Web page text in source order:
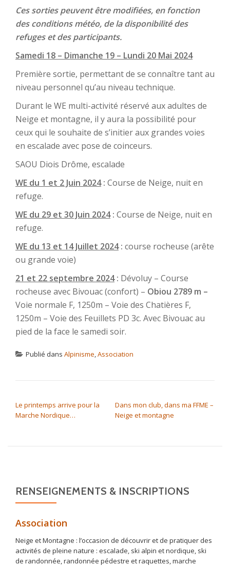
Ces sorties peuvent être modifiées, en fonction
des conditions météo, de la disponibilité des
refuges et des participants.
Samedi 18 – Dimanche 19 – Lundi 20 Mai 2024
Première sortie, permettant de se connaître tant au
niveau personnel qu’au niveau technique.
Durant le WE multi-activité réservé aux adultes de
Neige et montagne, il y aura la possibilité pour
ceux qui le souhaite de s’initier aux grandes voies
en escalade avec pose de coinceurs.
SAOU Diois Drôme, escalade
WE du 1 et 2 Juin 2024: Course de Neige, nuit en
refuge.
WE du 29 et 30 Juin 2024: Course de Neige, nuit en
refuge.
WE du 13 et 14 Juillet 2024: course rocheuse (arête
ou grande voie)
21 et 22 septembre 2024: Dévoluy – Course
rocheuse avec Bivouac (confort) – Obiou 2789 m –
Voie normale F, 1250m – Voie des Chatières F,
1250m – Voie des Feuillets PD 3c. Avec Bivouac au
pied de la face le samedi soir.
Publié dans Alpinisme,Association
Le printemps arrive pour la
Marche Nordique…
Dans mon club, dans ma FFME –
Neige et montagne
RENSEIGNEMENTS & INSCRIPTIONS
Association
Neige et Montagne : l’occasion de découvrir et de pratiquer des
activités de pleine nature : escalade, ski alpin et nordique, ski
de randonnée, randonnée pédestre et raquettes, marche